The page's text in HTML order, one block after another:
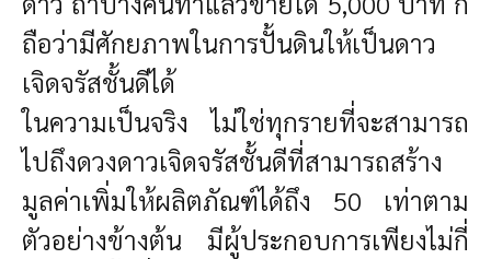
ถือว่ามีศักยภาพในการปั้นดินให้เป็นดาว
เจิดจรัสชั้นดีได้
ในความเป็นจริง ไม่ใช่ทุกรายที่จะสามารถ
ไปถึงดวงดาวเจิดจรัสชั้นดีที่สามารถสร้าง
มูลค่าเพิ่มให้ผลิตภัณฑ์ได้ถึง 50 เท่าตาม
ตัวอย่างข้างต้น มีผู้ประกอบการเพียงไม่กี่